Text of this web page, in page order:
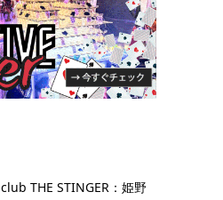
club THE STINGER：姫野